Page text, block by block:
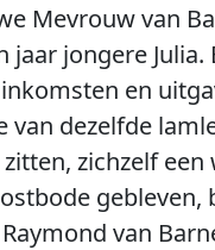
Mevrouw van
jongere Julia.
en
dezelfde
zichzelf een
gebleven,
van